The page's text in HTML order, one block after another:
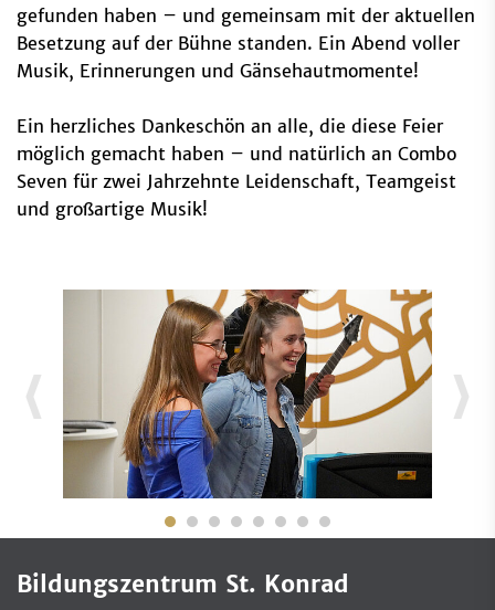
gefunden haben – und gemeinsam mit der aktuellen
Besetzung auf der Bühne standen. Ein Abend voller
Musik, Erinnerungen und Gänsehautmomente!
Ein herzliches Dankeschön an alle, die diese Feier
möglich gemacht haben – und natürlich an Combo
Seven für zwei Jahrzehnte Leidenschaft, Teamgeist
und großartige Musik!
Bildungszentrum St. Konrad